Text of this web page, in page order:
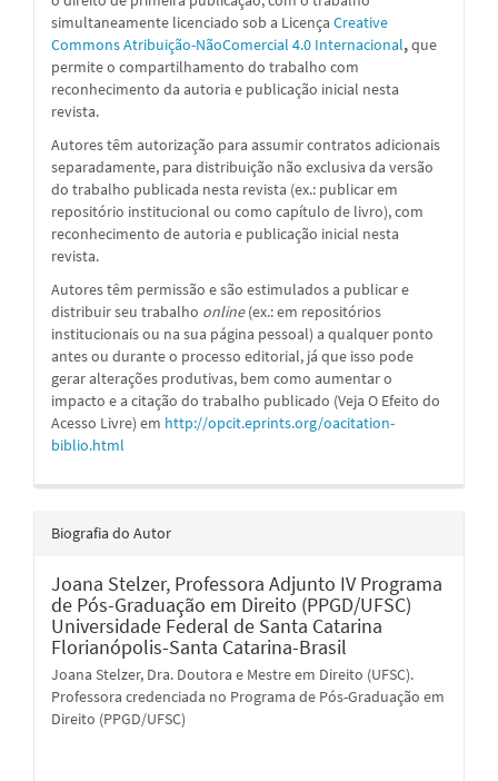
simultaneamente licenciado sob a Licença Creative
Commons Atribuição-NãoComercial 4.0 Internacional,que
permite o compartilhamento do trabalho com
reconhecimento da autoria e publicação inicial nesta
revista.
Autores têm autorização para assumir contratos adicionais
separadamente, para distribuição não exclusiva da versão
do trabalho publicada nesta revista (ex.: publicar em
repositório institucional ou como capítulo de livro), com
reconhecimento de autoria e publicação inicial nesta
revista.
Autores têm permissão e são estimulados a publicar e
distribuir seu trabalho online(ex.: em repositórios
institucionais ou na sua página pessoal) a qualquer ponto
antes ou durante o processo editorial, já que isso pode
gerar alterações produtivas, bem como aumentar o
impacto e a citação do trabalho publicado (Veja O Efeito do
Acesso Livre) em http://opcit.eprints.org/oacitation-
biblio.html
Biografia do Autor
Joana Stelzer, Professora Adjunto IV Programa
de Pós-Graduação em Direito (PPGD/UFSC)
Universidade Federal de Santa Catarina
Florianópolis-Santa Catarina-Brasil
Joana Stelzer, Dra. Doutora e Mestre em Direito (UFSC).
Professora credenciada no Programa de Pós-Graduação em
Direito (PPGD/UFSC)